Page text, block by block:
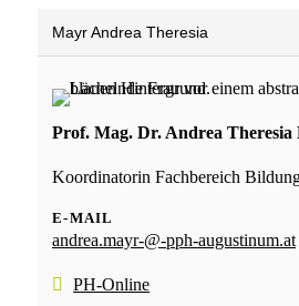
Mayr Andrea Theresia
Prof. Mag. Dr. Andrea Theresia
Koordinatorin Fachbereich
E-MAIL
andrea.mayr-@-pph-augustinum.at
PH-Online